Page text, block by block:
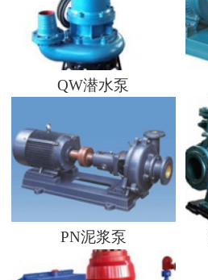
QW潜水泵
PN泥浆泵